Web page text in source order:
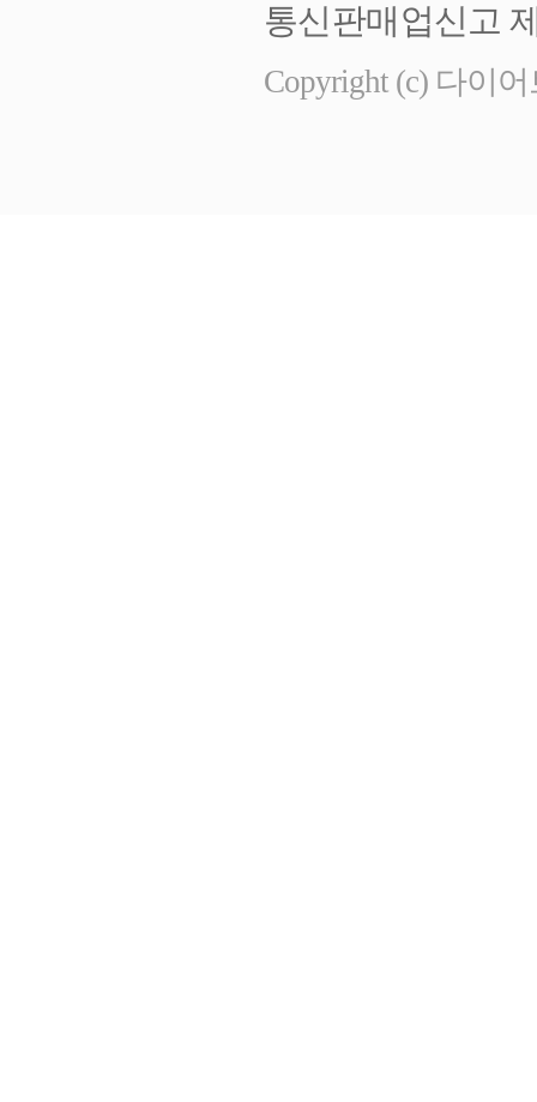
통신판매업신고
Copyright (c) 다이